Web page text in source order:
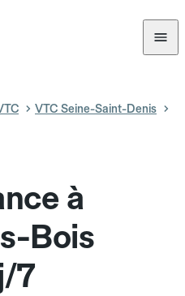
VTC Seine-Saint-Denis
à
Bois
7